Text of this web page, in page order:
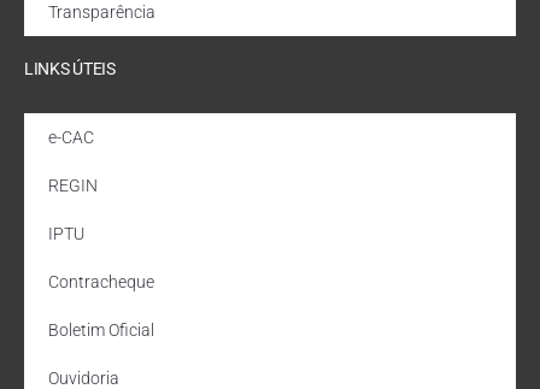
Transparência
LINKS ÚTEIS
e-CAC
REGIN
IPTU
Contracheque
Boletim Oficial
Ouvidoria